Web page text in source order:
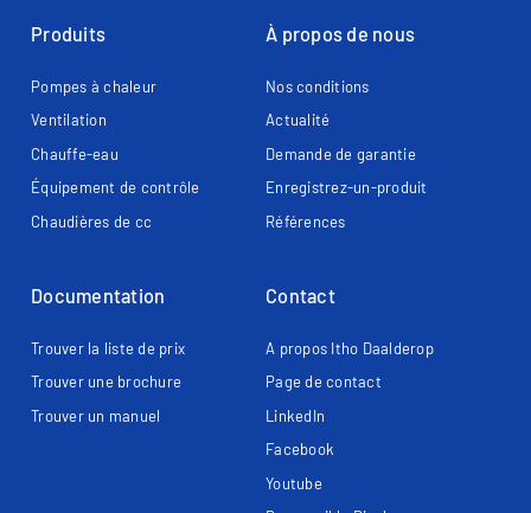
Produits
Pompes à chaleur
Ventilation
Chauffe-eau
Équipement de contrôle
Chaudières de cc
À propos de nous
Nos conditions
Actualité
Demande de garantie
Enregistrez-un-produit
Références
Documentation
Trouver la liste de prix
Trouver une brochure
Trouver un manuel
Contact
A propos Itho Daalderop
Page de contact​
LinkedIn
Facebook
Youtube